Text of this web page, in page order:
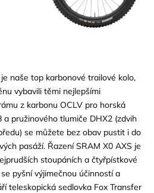
naše top karbonové trailové kolo,
vybavili těmi nejlepšími
z karbonu OCLV pro horská
a pružinového tlumiče DHX2 (zdvih
se můžete bez obav pustit i do
pasáží. Řazení SRAM X0 AXS je
stoupáních a čtyřpístkové
pyšní výjimečnou účinností a
teleskopická sedlovka Fox Transfer